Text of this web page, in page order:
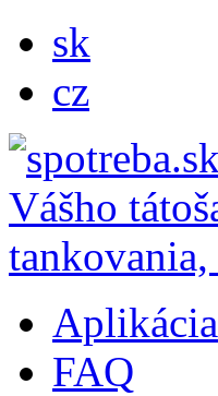
sk
cz
Aplikácia
FAQ